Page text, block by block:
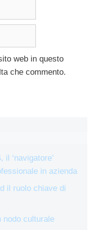
web in questo
che commento.
‘navigatore’
in azienda
il ruolo chiave di
nodo culturale